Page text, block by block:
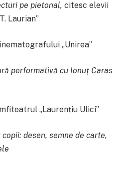
pe pietonal, citesc elevii
Laurian”
„Unirea”
performativă cu Ionuț Caras
„Laurențiu Ulici”
desen, semne de carte,